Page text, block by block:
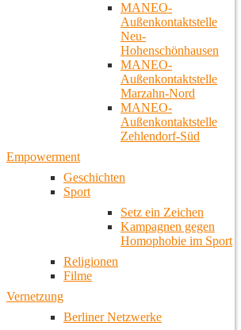
MANEO-
Außenkontaktstelle
Neu-
Hohenschönhausen
MANEO-
Außenkontaktstelle
Marzahn-Nord
MANEO-
Außenkontaktstelle
Zehlendorf-Süd
Empowerment
Geschichten
Sport
Setz ein Zeichen
Kampagnen gegen
Homophobie im Sport
Religionen
Filme
Vernetzung
Berliner Netzwerke